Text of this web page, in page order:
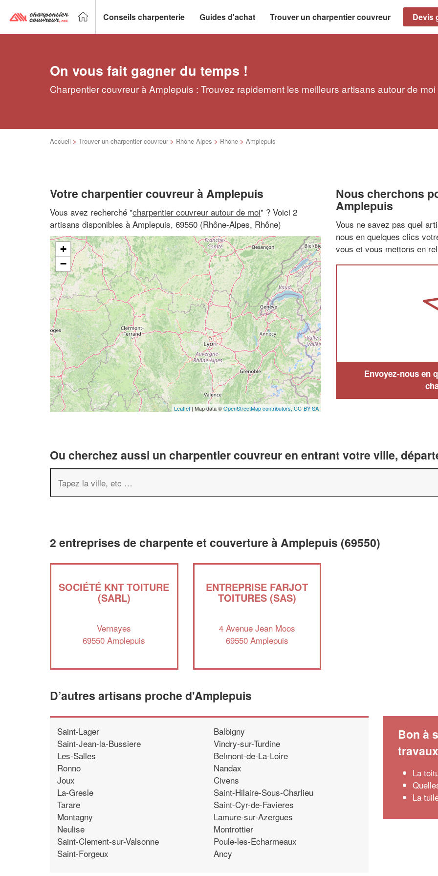
Conseils charpenterie Guides d'achat Trouver un charpentier couvreur Devis
On vous fait gagner du temps !
Charpentier couvreur à Amplepuis : Trouvez rapidement les meilleurs artisans autour de moi
Accueil > Trouver un charpentier couvreur > Rhône-Alpes > Rhône > Amplepuis
Votre charpentier couvreur à Amplepuis
Vous avez recherché "charpentier couvreur autour de moi" ? Voici 2
artisans disponibles à Amplepuis, 69550 (Rhône-Alpes, Rhône)
+
−
Leaflet | Map data ©OpenStreetMap contributors, CC-BY-SA
Nous cherchons
Amplepuis
Vous ne savez pas quel
nous en quelques clics
vous et vous mettons en
Envoyez-nous en
Ou cherchez aussi un charpentier couvreur en entrant votre ville,
2 entreprises de charpente et couverture à Amplepuis (69550)
SOCIÉTÉ KNT TOITURE
(SARL)
Vernayes
69550 Amplepuis
ENTREPRISE FARJOT
TOITURES (SAS)
4 Avenue Jean Moos
69550 Amplepuis
D’autres artisans proche d'Amplepuis
Saint-Lager
Saint-Jean-la-Bussiere
Les-Salles
Ronno
Joux
La-Gresle
Tarare
Montagny
Neulise
Saint-Clement-sur-Valsonne
Saint-Forgeux
Balbigny
Vindry-sur-Turdine
Belmont-de-La-Loire
Nandax
Civens
Saint-Hilaire-Sous-Charlieu
Saint-Cyr-de-Favieres
Lamure-sur-Azergues
Montrottier
Poule-les-Echarmeaux
Ancy
Bon à
travaux
La
La